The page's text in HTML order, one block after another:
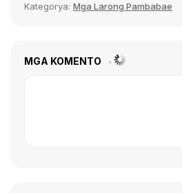
Kategorya: Mga Larong Pambabae
MGA KOMENTO